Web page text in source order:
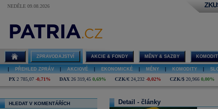
NEDĚLE 09.08.2026
ZPRAVODAJSTVÍ AKCIE & FONDY MĚNY & SAZBY
PŘEHLED ZPRÁV AKCIOVÉ EKONOMICKÉ MĚNY KOMODITY
PX 2 785,07 -0,71% DAX 26 319,45 0,69% CZK/€ 24,232 -0,02% CZK/$ 20,966 0,00%
HLEDAT V KOMENTÁŘÍCH Detail - články